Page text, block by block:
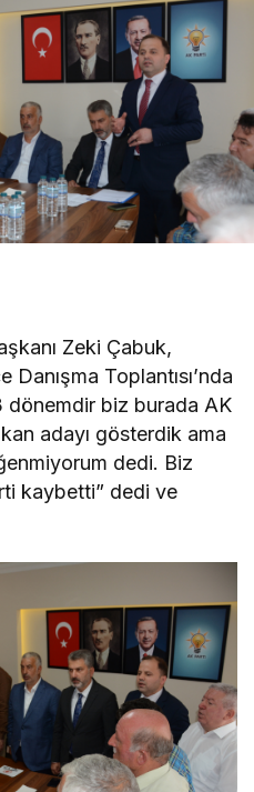
Zeki Çabuk,
Toplantısı’nda
dönemdir biz burada AK
adayı gösterdik ama
dedi. Biz
kaybetti” dedi ve